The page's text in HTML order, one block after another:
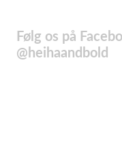
Følg os på
@heihaandbold